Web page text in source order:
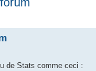
de Stats comme ceci :